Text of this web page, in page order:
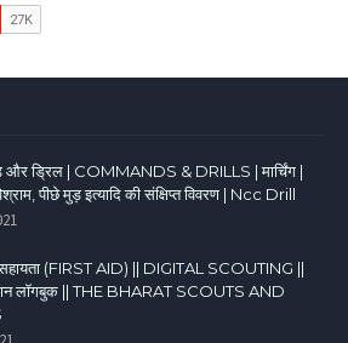
और ड्रिल | COMMANDS & DRILLS | मार्चिंग |
पीछे मुड़ इत्यादि की संक्षिप्त विवरण | Ncc Drill
(FIRST AID) || DIGITAL SCOUTING ||
लॉगबुक || THE BHARAT SCOUTS AND